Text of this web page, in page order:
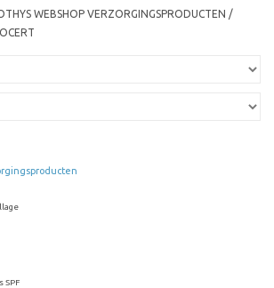
WEBSHOP VERZORGINGSPRODUCTEN /
SPF